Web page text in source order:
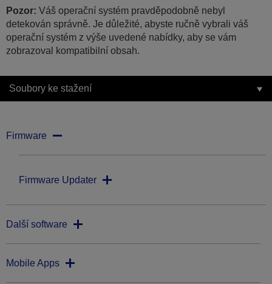
Pozor: Váš operační systém pravděpodobně nebyl
detekován správně. Je důležité, abyste ručně vybrali váš
operační systém z výše uvedené nabídky, aby se vám
zobrazoval kompatibilní obsah.
Soubory ke stažení
Firmware
Firmware Updater
Další software
Mobile Apps